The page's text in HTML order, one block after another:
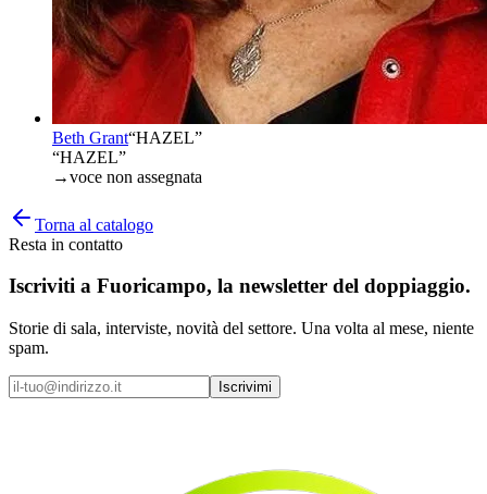
Beth Grant“HAZEL”
“HAZEL”
→voce non assegnata
Torna al catalogo
Resta in contatto
Iscriviti a Fuoricampo, la newsletter del doppiaggio.
Storie di sala, interviste, novità del settore. Una volta al mese, niente
spam.
Iscrivimi